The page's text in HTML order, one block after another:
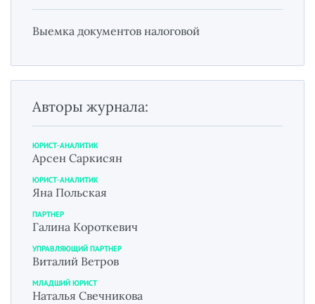
Выемка документов налоговой
Авторы журнала:
ЮРИСТ-АНАЛИТИК
Арсен Саркисян
ЮРИСТ-АНАЛИТИК
Яна Польская
ПАРТНЕР
Галина Короткевич
УПРАВЛЯЮЩИЙ ПАРТНЕР
Виталий Ветров
МЛАДШИЙ ЮРИСТ
Наталья Свечникова